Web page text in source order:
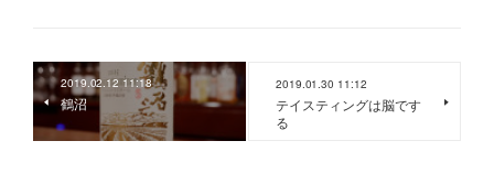
2019.02.12 11:18
鶴沼
2019.01.30 11:12
テイスティングは脳です
る